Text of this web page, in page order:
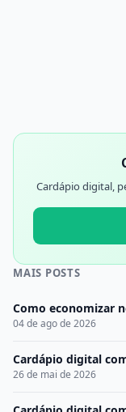
Cardápio digital,
MAIS POSTS
Como economizar
04 de ago de 2026
Cardápio digital
26 de mai de 2026